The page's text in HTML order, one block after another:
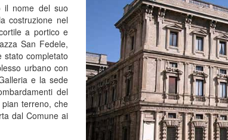
il nome del suo
costruzione nel
a portico e
San Fedele,
stato completato
urbano con
e la sede
del
terreno, che
dal Comune ai